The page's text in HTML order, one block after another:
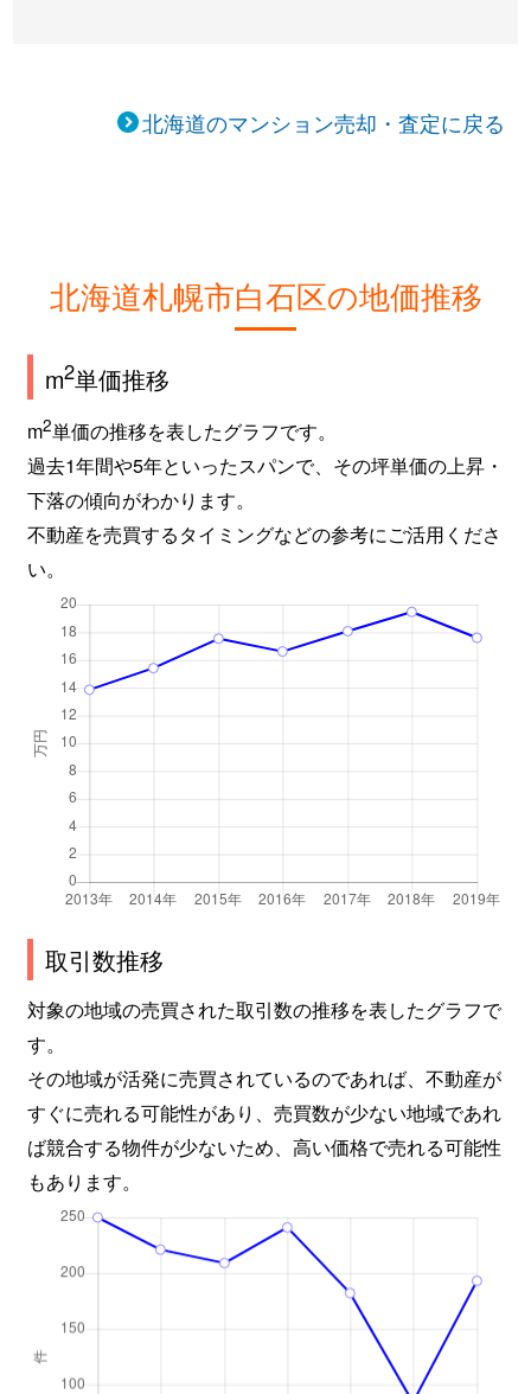
北海道のマンション売却・査定に戻る
北海道札幌市白石区の地価推移
m2単価推移
m2単価の推移を表したグラフです。
過去1年間や5年といったスパンで、その坪単価の上昇・
下落の傾向がわかります。
不動産を売買するタイミングなどの参考にご活用くださ
い。
取引数推移
対象の地域の売買された取引数の推移を表したグラフで
す。
その地域が活発に売買されているのであれば、不動産が
すぐに売れる可能性があり、売買数が少ない地域であれ
ば競合する物件が少ないため、高い価格で売れる可能性
もあります。